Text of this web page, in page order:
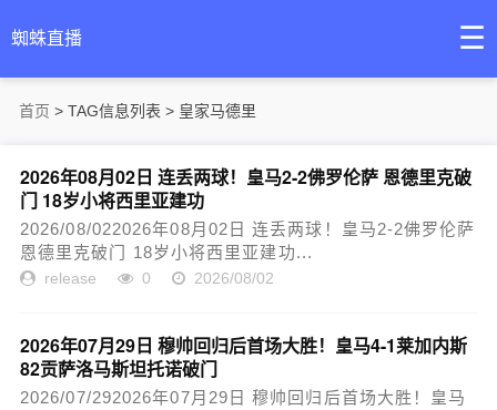
蜘蛛直播 ☰
首页 > TAG信息列表 > 皇家马德里
2026年08月02日 连丢两球！皇马2-2佛罗伦萨 恩德里克破
门 18岁小将西里亚建功
2026/08/022026年08月02日 连丢两球！皇马2-2佛罗伦萨
恩德里克破门 18岁小将西里亚建功...
release 0 2026/08/02
2026年07月29日 穆帅回归后首场大胜！皇马4-1莱加内斯
82贡萨洛马斯坦托诺破门
2026/07/292026年07月29日 穆帅回归后首场大胜！皇马